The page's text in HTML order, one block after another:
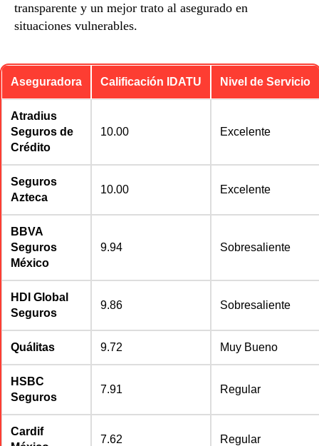
transparente y un mejor trato al asegurado en
situaciones vulnerables.
Aseguradora Calificación IDATU Nivel de Servicio
Atradius
Seguros de
Crédito
10.00 Excelente
Seguros
Azteca
10.00 Excelente
BBVA
Seguros
México
9.94 Sobresaliente
HDI Global
Seguros
9.86 Sobresaliente
Quálitas 9.72 Muy Bueno
HSBC
Seguros
7.91 Regular
Cardif
7.62 Regular